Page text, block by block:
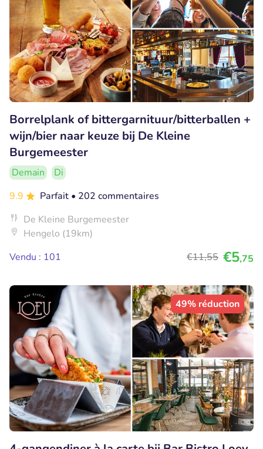
Borrelplank of bittergarnituur/bitterballen +
wijn/bier naar keuze bij De Kleine
Burgemeester
Demain
Di
9.9
Parfait • 202 commentaires
De Kleine Burgemeester
Hengelo (19km)
Vendu : 101
€11,55 €5,75
49% réduction